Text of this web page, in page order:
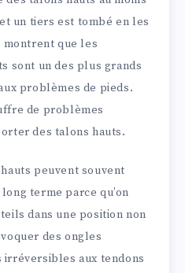
un tiers est tombé en les
que les
sont un des plus grands
problèmes de pieds.
de problèmes
des talons hauts.
peuvent souvent
terme parce qu’on
dans une position non
des ongles
irréversibles aux tendons